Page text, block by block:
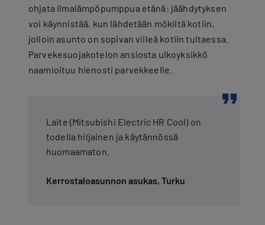
ohjata ilmalämpöpumppua etänä: jäähdytyksen
voi käynnistää, kun lähdetään mökiltä kotiin,
jolloin asunto on sopivan viileä kotiin tultaessa.
Parvekesuojakotelon ansiosta ulkoyksikkö
naamioituu hienosti parvekkeelle.
Laite (Mitsubishi Electric HR Cool) on
todella hiljainen ja käytännössä
huomaamaton.
Kerrostaloasunnon asukas, Turku